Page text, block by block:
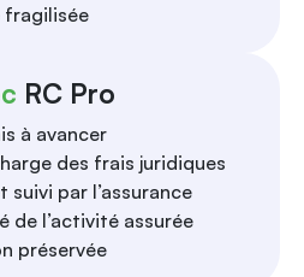
RC Pro
à avancer
des frais juridiques
suivi par l’assurance
de l’activité assurée
préservée